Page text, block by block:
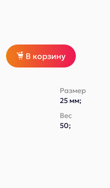
В корзину
Размер
25 мм;
Вес
50;